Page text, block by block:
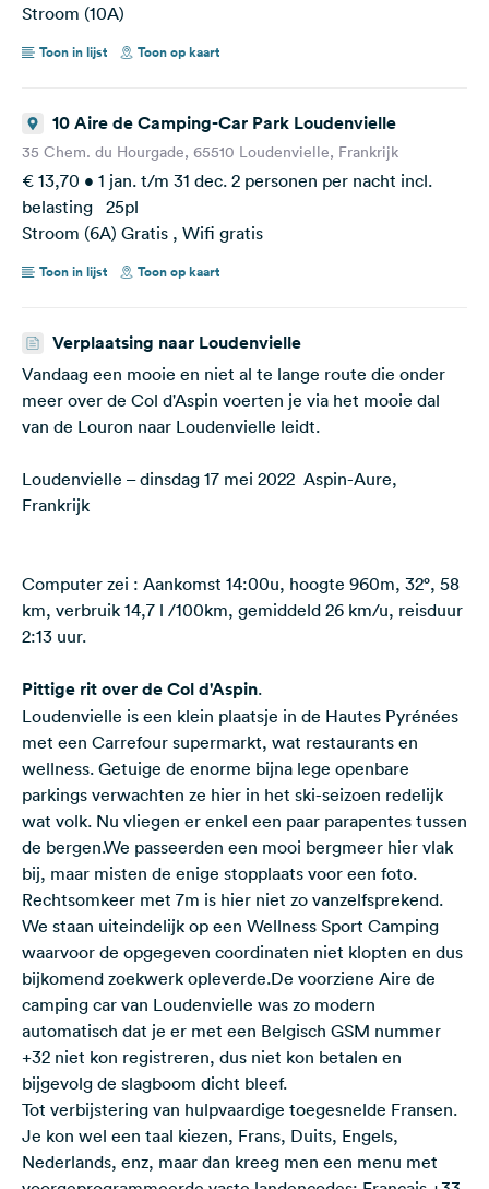
Stroom (10A)
Toon in lijst Toon op kaart
10 Aire de Camping-Car Park Loudenvielle
35 Chem. du Hourgade, 65510 Loudenvielle, Frankrijk
€ 13,70 • 1 jan. t/m 31 dec. 2 personen per nacht incl.
belasting 25pl
Stroom (6A) Gratis , Wifi gratis
Toon in lijst Toon op kaart
Verplaatsing naar Loudenvielle
Vandaag een mooie en niet al te lange route die onder
meer over de Col d'Aspin voerten je via het mooie dal
van de Louron naar Loudenvielle leidt.
Loudenvielle – dinsdag 17 mei 2022 Aspin-Aure,
Frankrijk
Computer zei : Aankomst 14:00u, hoogte 960m, 32°, 58
km, verbruik 14,7 l /100km, gemiddeld 26 km/u, reisduur
2:13 uur.
Pittige rit over de Col d'Aspin.
Loudenvielle is een klein plaatsje in de Hautes Pyrénées
met een Carrefour supermarkt, wat restaurants en
wellness. Getuige de enorme bijna lege openbare
parkings verwachten ze hier in het ski-seizoen redelijk
wat volk. Nu vliegen er enkel een paar parapentes tussen
de bergen.We passeerden een mooi bergmeer hier vlak
bij, maar misten de enige stopplaats voor een foto.
Rechtsomkeer met 7m is hier niet zo vanzelfsprekend.
We staan uiteindelijk op een Wellness Sport Camping
waarvoor de opgegeven coordinaten niet klopten en dus
bijkomend zoekwerk opleverde.De voorziene Aire de
camping car van Loudenvielle was zo modern
automatisch dat je er met een Belgisch GSM nummer
+32 niet kon registreren, dus niet kon betalen en
bijgevolg de slagboom dicht bleef.
Tot verbijstering van hulpvaardige toegesnelde Fransen.
Je kon wel een taal kiezen, Frans, Duits, Engels,
Nederlands, enz, maar dan kreeg men een menu met